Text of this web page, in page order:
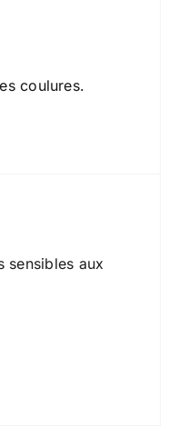
coulures.
sensibles aux